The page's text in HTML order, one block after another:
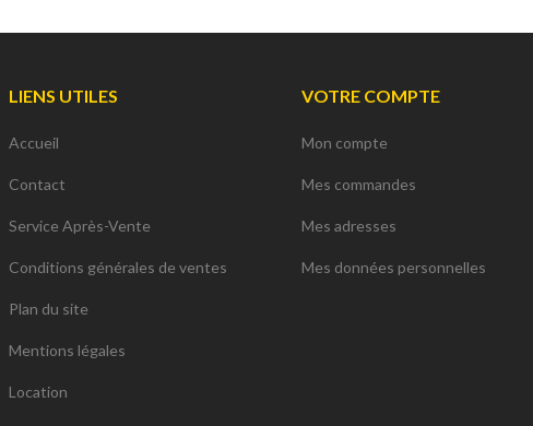
LIENS UTILES
Accueil
Contact
Service Après-Vente
Conditions générales de ventes
Plan du site
Mentions légales
Location
VOTRE COMPTE
Mon compte
Mes commandes
Mes adresses
Mes données personnelles